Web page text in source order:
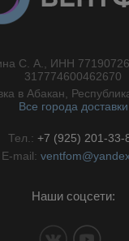
С. А., ИНН
317774600462670
в Абакан,
Все города доставки
Тел.: +7 (925) 201-33-
E-mail:
Наши соцсети: